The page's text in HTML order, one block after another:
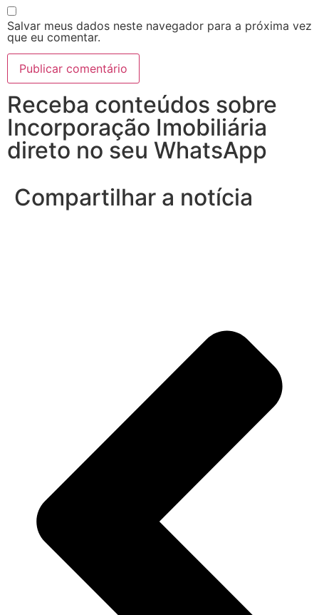
Salvar meus dados neste navegador para a próxima vez
que eu comentar.
Receba conteúdos sobre
Incorporação Imobiliária
direto no seu WhatsApp
Compartilhar a notícia